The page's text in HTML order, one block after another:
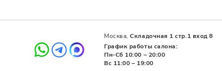
Москва,Складочная 1 стр.1 вход 8
График работы салона:
Пн-Сб 10:00 – 20:00
Вс 11:00 – 19:00